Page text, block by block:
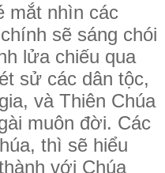
mắt nhìn các
sẽ sáng chói
lửa chiếu qua
sử các dân tộc,
và Thiên Chúa
muôn đời. Các
thì sẽ hiểu
với Chúa